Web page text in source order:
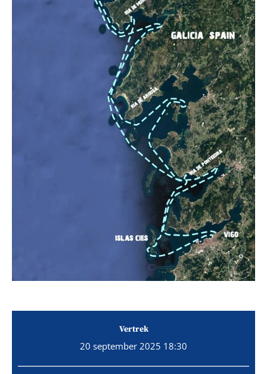
Vertrek
20 september 2025 18:30